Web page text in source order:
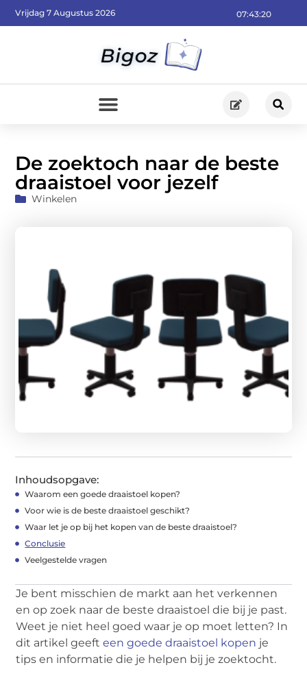
07:43:21
Vrijdag 7 Augustus 2026
De zoektoch naar de beste
draaistoel voor jezelf
Winkelen
Inhoudsopgave:
Waarom een goede draaistoel kopen?
Voor wie is de beste draaistoel geschikt?
Waar let je op bij het kopen van de beste draaistoel?
Conclusie
Veelgestelde vragen
Je bent misschien de markt aan het verkennen
en op zoek naar de beste draaistoel die bij je past.
Weet je niet heel goed waar je op moet letten? In
dit artikel geefteen goede draaistoel kopen je
tips en informatie die je helpen bij je zoektocht.